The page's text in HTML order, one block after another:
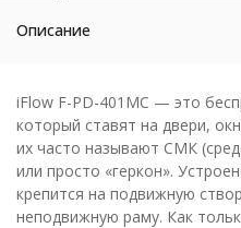
Описание
iFlow F-PD-401MC — это
который ставят на двери,
их часто называют СМК
или просто «геркон».
крепится на подвижную
неподвижную раму. Как